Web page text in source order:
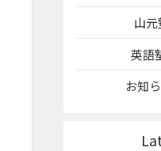
山
英語
お知